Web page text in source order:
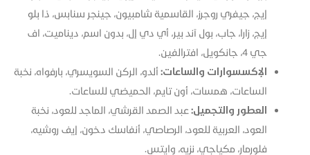
إيج، جيفري روجرز، القاسمية شامبيون، جينجر سنابس، ذا بلو
إيج، زارا، جاب، بول آند بير، أي دي إل، بدون اسم، ديناميت، اف
جي 4، جانكويل، افترالفين.​
الإكسسوارات والساعات: ألدو، الركن السويسري، بارفواه، نخبة
الساعات، همسات، أون تايم، الحميضي للساعات.​
العطور والتجميل: عبد الصمد القرشي، الماجد للعود، نخبة
العود، العربية للعود، الرصاصي، أنفاسك دخون، إيف روشيه،
فلورمار، مكياجي، نزيه، وايتس.​